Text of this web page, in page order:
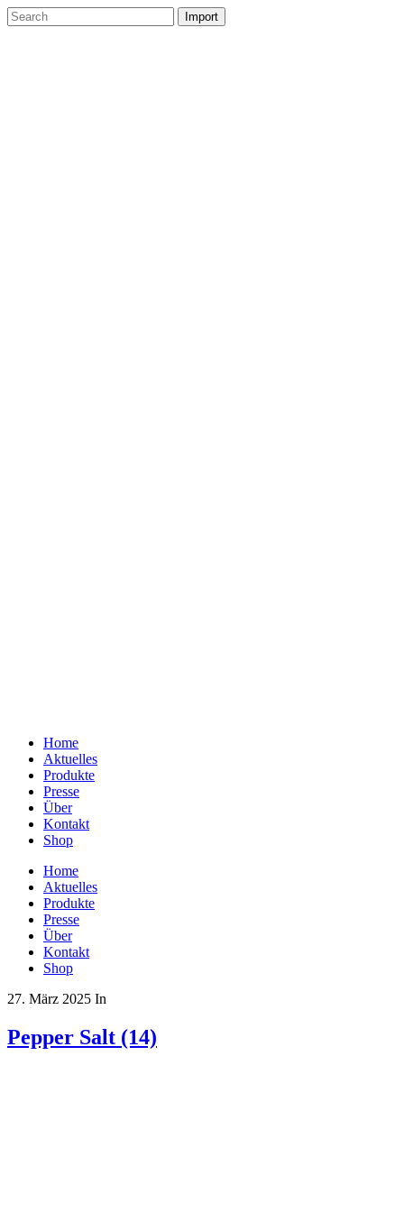
Home
Aktuelles
Produkte
Presse
Über
Kontakt
Shop
Home
Aktuelles
Produkte
Presse
Über
Kontakt
Shop
27. März 2025 In
Pepper Salt (14)